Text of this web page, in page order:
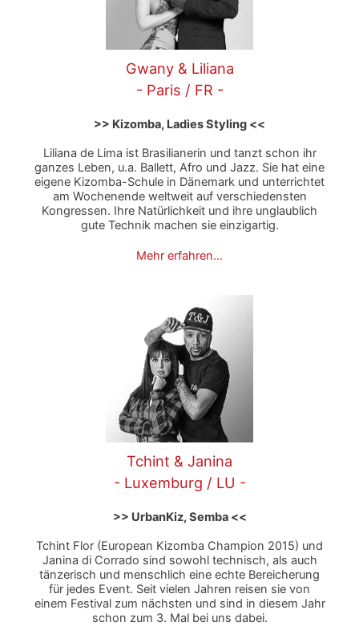
Gwany & Liliana
- Paris / FR -
>> Kizomba, Ladies Styling <<
Liliana de Lima ist Brasilianerin und tanzt schon ihr
ganzes Leben, u.a. Ballett, Afro und Jazz. Sie hat eine
eigene Kizomba-Schule in Dänemark und unterrichtet
am Wochenende weltweit auf verschiedensten
Kongressen. Ihre Natürlichkeit und ihre unglaublich
gute Technik machen sie einzigartig.
Mehr erfahren…
Tchint & Janina
- Luxemburg / LU -
>> UrbanKiz, Semba <<
Tchint Flor (European Kizomba Champion 2015) und
Janina di Corrado sind sowohl technisch, als auch
tänzerisch und menschlich eine echte Bereicherung
für jedes Event. Seit vielen Jahren reisen sie von
einem Festival zum nächsten und sind in diesem Jahr
schon zum 3. Mal bei uns dabei.